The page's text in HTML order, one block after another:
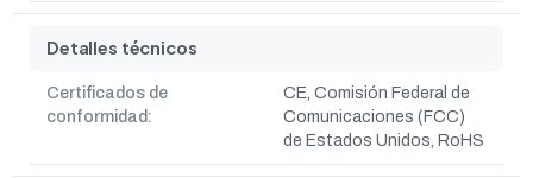
Detalles técnicos
Certificados de
conformidad:
CE, Comisión Federal de
Comunicaciones (FCC)
de Estados Unidos, RoHS